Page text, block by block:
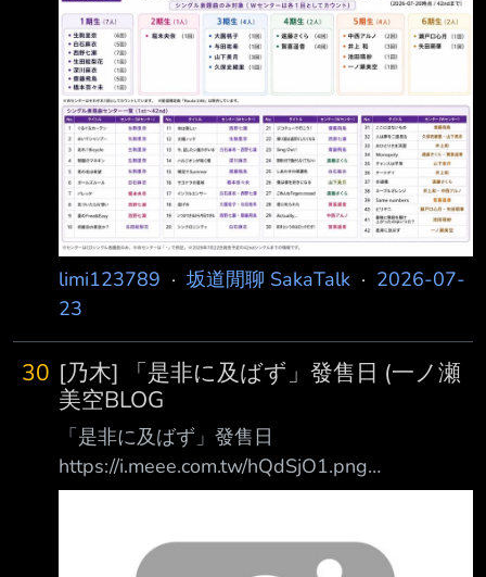
https://x.com/itsunogi46/status/20801561187
73604471 https://imgur.com/grRhLz1 愛宕心
響 03/30 大越ひなの 30/30 小津玲奈
02/30 海邉朱莉 08/30 川端晃菜 /30
鈴木佑捺 07/30 瀬戸口心月 30/30 長嶋凛
桜 /30 森平麗心 20/30 矢田萌華
3
limi123789 · 坂道閒聊 SakaTalk · 2026-07-
23
30 [乃木] 「是非に及ばず」發售日 (一ノ瀬
美空BLOG
「是非に及ばず」發售日
https://i.meee.com.tw/hQdSjO1.png
https://www.nogizaka46.com/s/n46/diary/detail
21:23 (日本時間) 大家晚上好！ 我是一ノ瀬美